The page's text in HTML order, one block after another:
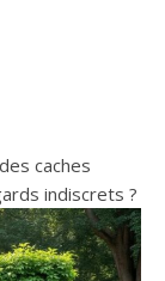
caches
indiscrets ?